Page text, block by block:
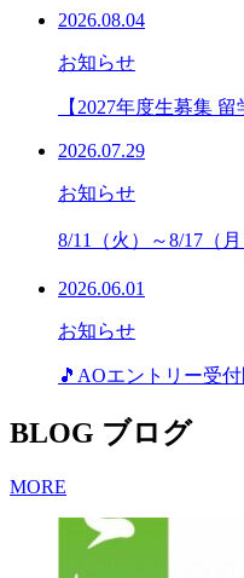
2026.08.04
お知らせ
【2027年度生募集
2026.07.29
お知らせ
8/11（火）～8/17（
2026.06.01
お知らせ
🎵AOエントリー受
BLOG ブログ
MORE